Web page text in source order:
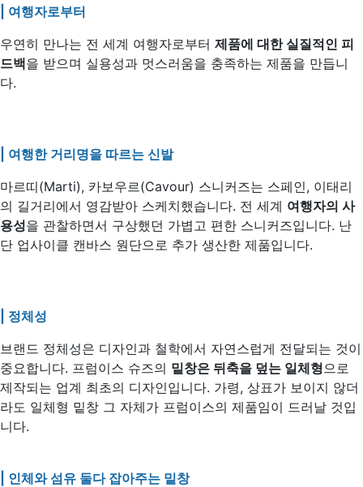
| 여행자로부터
우연히 만나는 전 세계 여행자로부터 제품에 대한 실질적인 피
드백을 받으며 실용성과 멋스러움을 충족하는 제품을 만듭니
다.
| 여행한 거리명을 따르는 신발
마르띠(Marti), 카보우르(Cavour) 스니커즈는 스페인, 이태리
의 길거리에서 영감받아 스케치했습니다. 전 세계 여행자의 사
용성을 관찰하면서 구상했던 가볍고 편한 스니커즈입니다. 난
단 업사이클 캔바스 원단으로 추가 생산한 제품입니다.
| 정체성
브랜드 정체성은 디자인과 철학에서 자연스럽게 전달되는 것이
중요합니다. 프럼이스 슈즈의 밑창은 뒤축을 덮는 일체형으로
제작되는 업계 최초의 디자인입니다. 가령, 상표가 보이지 않더
라도 일체형 밑창 그 자체가 프럼이스의 제품임이 드러날 것입
니다.
| 인체와 섬유 둘다 잡아주는 밑창